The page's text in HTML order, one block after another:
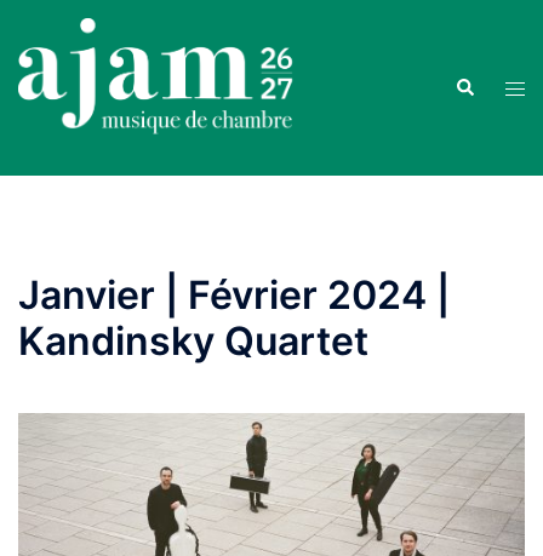
contenu
Janvier | Février 2024 |
Kandinsky Quartet